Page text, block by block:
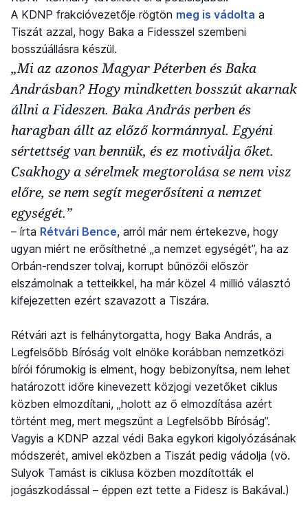
A KDNP frakcióvezetője rögtön meg is vádolta a
Tiszát azzal, hogy Baka a Fidesszel szembeni
bosszúállásra készül.
„Mi az azonos Magyar Péterben és Baka
Andrásban? Hogy mindketten bosszút akarnak
állni a Fideszen. Baka András perben és
haragban állt az előző kormánnyal. Egyéni
sértettség van bennük, és ez motiválja őket.
Csakhogy a sérelmek megtorolása se nem visz
előre, se nem segít megerősíteni a nemzet
egységét.”
– írta Rétvári Bence, arról már nem értekezve, hogy
ugyan miért ne erősíthetné „a nemzet egységét”, ha az
Orbán-rendszer tolvaj, korrupt bűnözői először
elszámolnak a tetteikkel, ha már közel 4 millió választó
kifejezetten ezért szavazott a Tiszára.
Rétvári azt is felhánytorgatta, hogy Baka András, a
Legfelsőbb Bíróság volt elnöke korábban nemzetközi
bírói fórumokig is elment, hogy bebizonyítsa, nem lehet
határozott időre kinevezett közjogi vezetőket ciklus
közben elmozdítani, „holott az ő elmozdítása azért
történt meg, mert megszűnt a Legfelsőbb Bíróság”.
Vagyis a KDNP azzal védi Baka egykori kigolyózásának
módszerét, amivel eközben a Tiszát pedig vádolja (vö.
Sulyok Tamást is ciklusa közben mozdították el
jogászkodással – éppen ezt tette a Fidesz is Bakával.)